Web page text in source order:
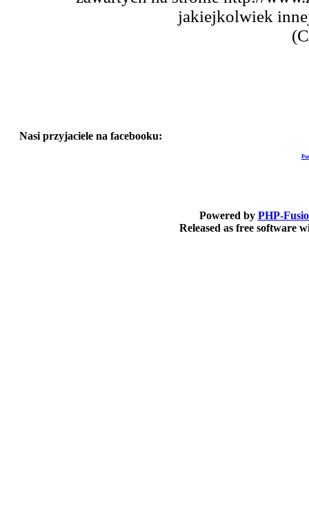
jakiejkolwiek
Nasi przyjaciele na facebooku:
Powered by PHP-
Released as free software